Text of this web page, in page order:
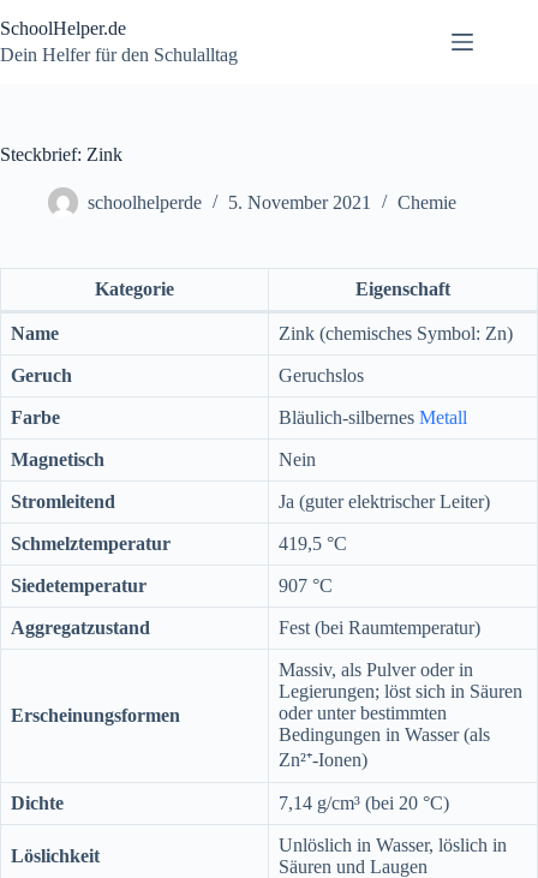
Inhalt
springen
SchoolHelper.de
Dein Helfer für den Schulalltag
Steckbrief: Zink
schoolhelperde 5. November 2021 Chemie
Kategorie Eigenschaft
Name Zink (chemisches Symbol: Zn)
Geruch Geruchslos
Farbe Bläulich-silbernes Metall
Magnetisch Nein
Stromleitend Ja (guter elektrischer Leiter)
Schmelztemperatur 419,5 °C
Siedetemperatur 907 °C
Aggregatzustand Fest (bei Raumtemperatur)
Erscheinungsformen
Massiv, als Pulver oder in
Legierungen; löst sich in Säuren
oder unter bestimmten
Bedingungen in Wasser (als
Zn²⁺-Ionen)
Dichte 7,14 g/cm³ (bei 20 °C)
Löslichkeit
Unlöslich in Wasser, löslich in
Säuren und Laugen